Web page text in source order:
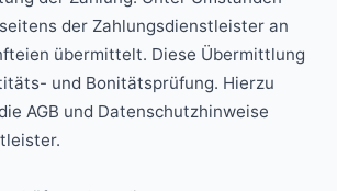
der Zahlungsdienstleister an
übermittelt. Diese Übermittlung
und Bonitätsprüfung. Hierzu
AGB und Datenschutzhinweise